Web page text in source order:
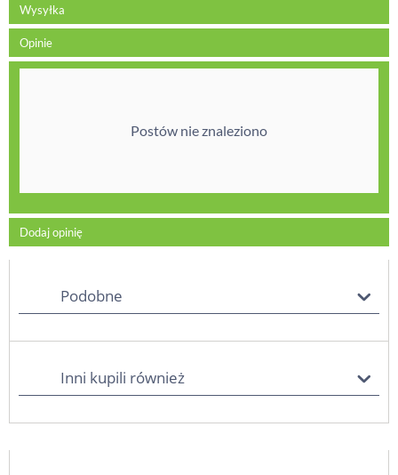
Wysyłka
Opinie
Postów nie znaleziono
Dodaj opinię
Podobne
Inni kupili również